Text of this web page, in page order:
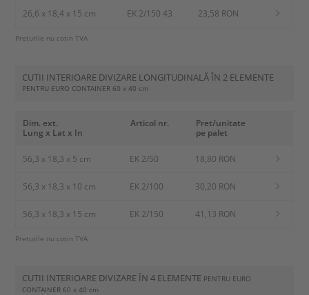
26,6 x 18,4 x 15 cm EK 2/150 43 23,58 RON
Preturile nu cotin TVA
CUTII INTERIOARE DIVIZARE LONGITUDINALĂ ÎN 2 ELEMENTE
PENTRU EURO CONTAINER 60 x 40 cm
Dim. ext.
Lung x Lat x In
Articol nr.
Pret/unitate
pe palet
56,3 x 18,3 x 5 cm EK 2/50 18,80 RON
56,3 x 18,3 x 10 cm EK 2/100 30,20 RON
56,3 x 18,3 x 15 cm EK 2/150 41,13 RON
Preturile nu cotin TVA
CUTII INTERIOARE DIVIZARE ÎN 4 ELEMENTE PENTRU EURO
CONTAINER 60 x 40 cm